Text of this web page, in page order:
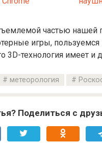
частью нашей
игры, пользуемся
3D-технология имеет
метеорология
Поделиться с